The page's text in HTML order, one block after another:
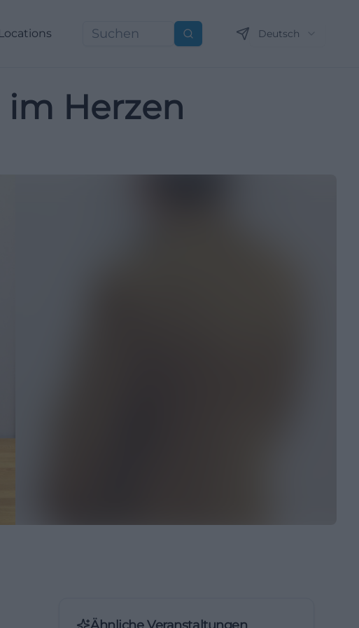
Locations Suchen Deutsch
im Herzen